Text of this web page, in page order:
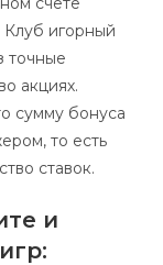
Клуб игорный
точные
акциях.
сумму бонуса
то есть
ставок.
и